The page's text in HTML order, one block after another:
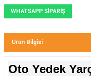
WHATSAPP SİPARİŞ
Ürün Bilgisi
Oto Yedek